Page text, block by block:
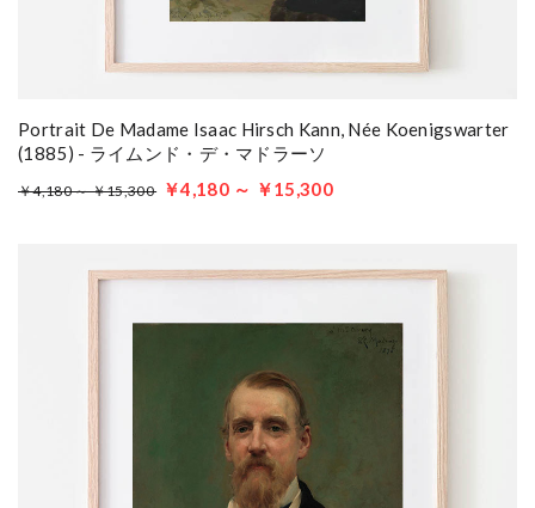
Portrait De Madame Isaac Hirsch Kann, Née Koenigswarter
(1885) - ライムンド・デ・マドラーソ
￥4,180 ～ ￥15,300 ￥4,180 ～ ￥15,300